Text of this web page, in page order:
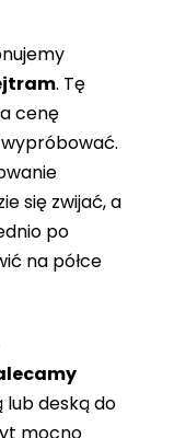
. Tę
cenę
wypróbować.
się zwijać, a
po
na półce
lub deską do
mocno